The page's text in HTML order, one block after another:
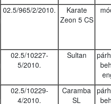
02.5/965/2/2010.
Karate
Zeon 5 CS
02.5/10227-
5/2010.
Sultan
02.5/10229-
4/2010.
Caramba
SL